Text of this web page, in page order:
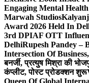
Engaging Mental
Marwah Studios
Award 2026 Held In
3rd DPIAF OTT
DelhiRupesh Pandey –
Intersection Of
बनर्जी, प्रत्युष मिश्रा की
कंप्लीट, पोस्ट प्रोडक्शन शुरू
Queen Of Global